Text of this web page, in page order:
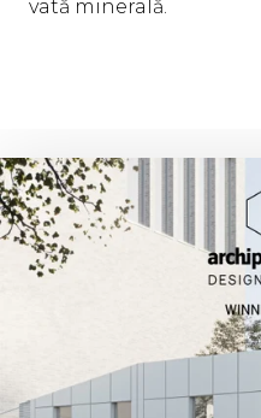
vată minerală.